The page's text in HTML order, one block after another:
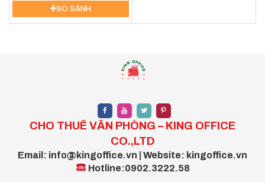
SO SÁNH
CHO THUÊ VĂN PHÒNG – KING OFFICE
CO.,LTD
Email: info@kingoffice.vn | Website: kingoffice.vn
Hotline:0902.3222.58